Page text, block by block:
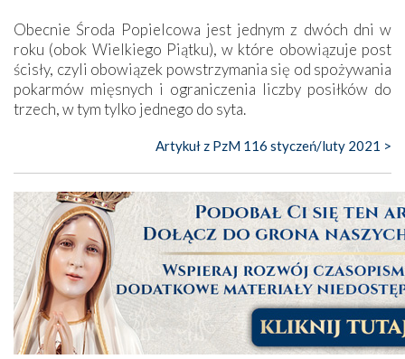
Obecnie Środa Popielcowa jest jednym z dwóch dni w
roku (obok Wielkiego Piątku), w które obowiązuje post
ścisły, czyli obowiązek powstrzymania się od spożywania
pokarmów mięsnych i ograniczenia liczby posiłków do
trzech, w tym tylko jednego do syta.
Artykuł z PzM 116 styczeń/luty 2021 >